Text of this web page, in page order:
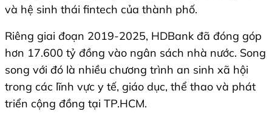
và hệ sinh thái fintech của thành phố.
Riêng giai đoạn 2019-2025, HDBank đã đóng góp
hơn 17.600 tỷ đồng vào ngân sách nhà nước. Song
song với đó là nhiều chương trình an sinh xã hội
trong các lĩnh vực y tế, giáo dục, thể thao và phát
triển cộng đồng tại TP.HCM.